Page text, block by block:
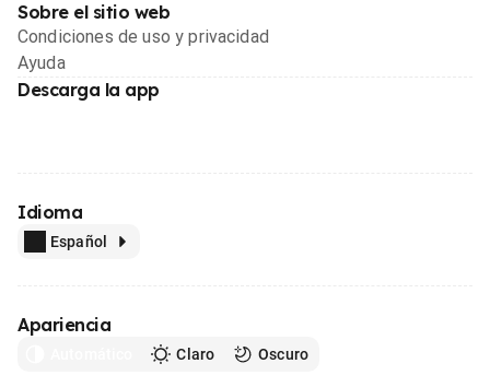
Sobre el sitio web
Condiciones de uso y privacidad
Ayuda
Descarga la app
Idioma
Español
Apariencia
Claro Oscuro